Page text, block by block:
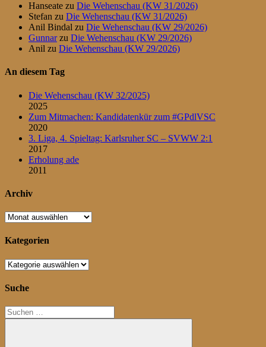
Hanseate zu Die Wehenschau (KW 31/2026)
Stefan zu Die Wehenschau (KW 31/2026)
Anil Bindal zu Die Wehenschau (KW 29/2026)
Gunnarzu Die Wehenschau (KW 29/2026)
Anil zu Die Wehenschau (KW 29/2026)
An diesem Tag
Die Wehenschau (KW 32/2025)
2025
Zum Mitmachen: Kandidatenkür zum #GPdlVSC
2020
3. Liga, 4. Spieltag: Karlsruher SC – SVWW 2:1
2017
Erholung ade
2011
Archiv
Archiv
Kategorien
Kategorien
Suche
Suchen
nach: